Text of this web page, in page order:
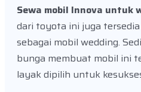
Sewa mobil Innova untuk
dari toyota ini juga
sebagai mobil wedding.
bunga membuat mobil ini
layak dipilih untuk